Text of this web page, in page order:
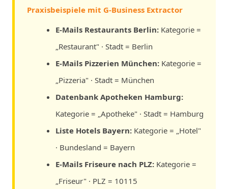
Praxisbeispiele mit G-Business Extractor
E-Mails Restaurants Berlin: Kategorie =
„Restaurant" · Stadt = Berlin
E-Mails Pizzerien München: Kategorie =
„Pizzeria" · Stadt = München
Datenbank Apotheken Hamburg:
Kategorie = „Apotheke" · Stadt = Hamburg
Liste Hotels Bayern: Kategorie = „Hotel"
· Bundesland = Bayern
E-Mails Friseure nach PLZ: Kategorie =
„Friseur" · PLZ = 10115